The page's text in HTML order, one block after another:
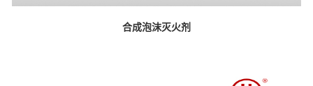
合成泡沫灭火剂